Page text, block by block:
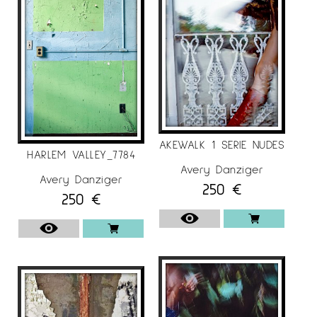
Exposició Anual d’Artistes
Exposició col·lectiva amb jurat – Premi
d’adquisició; comissariada per:
John Bullard, director del Museu de Nova
Orleans;
Gudmond Vigtel, director del High Museum of
Art;
Tracy Atkinson, directora del Milwaukee Art
Center
Centre del Sud-est per a les Arts
Contemporànies (SECCA)
46è Concurs Anual d’Artistes del Sud-est
Exposició col·lectiva amb jurat – Premi
d’adquisició; comissariada per:
Gene Thornton, editor fotogràfic, New York
Times.
R.J. Reynolds Industries, Concurs de Fotografia.
HARLEM VALLEY_7784
Avery Danziger
250 €
AKEWALK 1 SERIE NUDES
Avery Danziger
250 €